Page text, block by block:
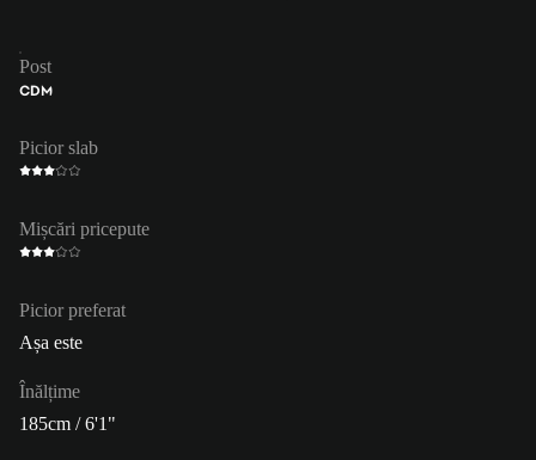
Post
CDM
Picior slab
Mișcări pricepute
Picior preferat
Așa este
Înălțime
185cm / 6'1"